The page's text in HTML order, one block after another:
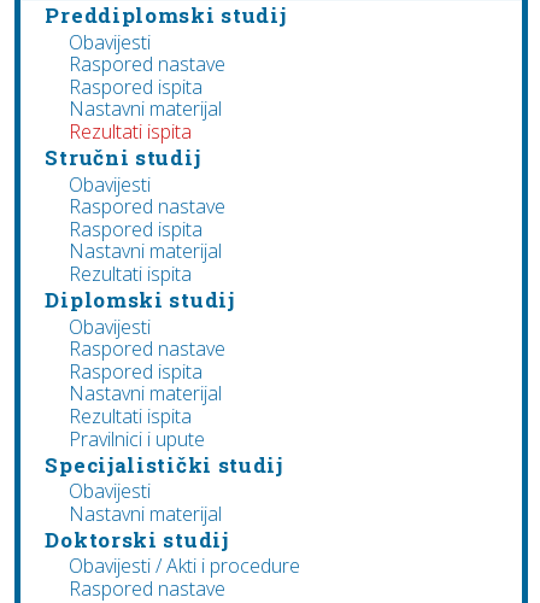
Preddiplomski studij
Obavijesti
Raspored nastave
Raspored ispita
Nastavni materijal
Rezultati ispita
Stručni studij
Obavijesti
Raspored nastave
Raspored ispita
Nastavni materijal
Rezultati ispita
Diplomski studij
Obavijesti
Raspored nastave
Raspored ispita
Nastavni materijal
Rezultati ispita
Pravilnici i upute
Specijalistički studij
Obavijesti
Nastavni materijal
Doktorski studij
Obavijesti / Akti i procedure
Raspored nastave